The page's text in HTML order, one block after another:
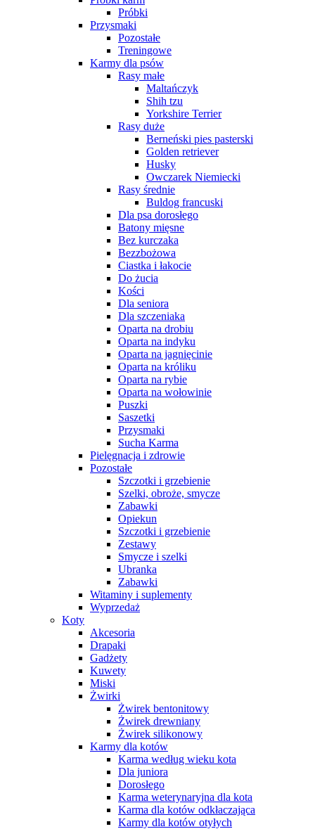
Próbki
Przysmaki
Pozostałe
Treningowe
Karmy dla psów
Rasy małe
Maltańczyk
Shih tzu
Yorkshire Terrier
Rasy duże
Berneński pies pasterski
Golden retriever
Husky
Owczarek Niemiecki
Rasy średnie
Buldog francuski
Dla psa dorosłego
Batony mięsne
Bez kurczaka
Bezzbożowa
Ciastka i łakocie
Do żucia
Kości
Dla seniora
Dla szczeniaka
Oparta na drobiu
Oparta na indyku
Oparta na jagnięcinie
Oparta na króliku
Oparta na rybie
Oparta na wołowinie
Puszki
Saszetki
Przysmaki
Sucha Karma
Pielęgnacja i zdrowie
Pozostałe
Szczotki i grzebienie
Szelki, obroże, smycze
Zabawki
Opiekun
Szczotki i grzebienie
Zestawy
Smycze i szelki
Ubranka
Zabawki
Witaminy i suplementy
Wyprzedaż
Koty
Akcesoria
Drapaki
Gadżety
Kuwety
Miski
Żwirki
Żwirek bentonitowy
Żwirek drewniany
Żwirek silikonowy
Karmy dla kotów
Karma według wieku kota
Dla juniora
Dorosłego
Karma weterynaryjna dla kota
Karma dla kotów odkłaczająca
Karmy dla kotów otyłych